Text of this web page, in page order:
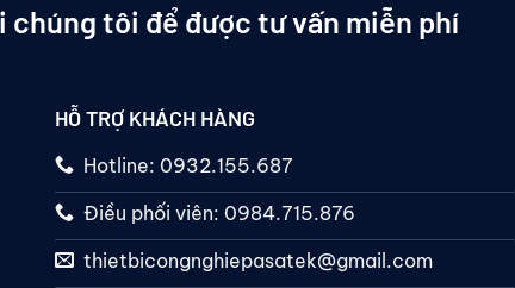
chúng tôi để được tư vấn miễn phí
HỖ TRỢ KHÁCH HÀNG
Hotline: 0932.155.687
Điều phối viên: 0984.715.876
thietbicongnghiepasatek@gmail.com